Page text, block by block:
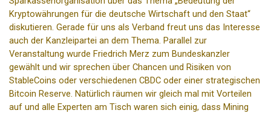
Kryptowährungen für die deutsche Wirtschaft und den Staat“
diskutieren. Gerade für uns als Verband freut uns das Interesse
auch der Kanzleipartei an dem Thema. Parallel zur
Veranstaltung wurde Friedrich Merz zum Bundeskanzler
gewählt und wir sprechen über Chancen und Risiken von
StableCoins oder verschiedenen CBDC oder einer strategischen
Bitcoin Reserve. Natürlich räumen wir gleich mal mit Vorteilen
auf und alle Experten am Tisch waren sich einig, dass Mining